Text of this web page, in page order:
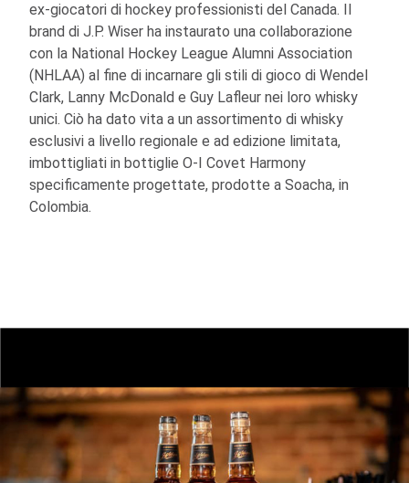
ex-giocatori di hockey professionisti del Canada. Il
brand di J.P. Wiser ha instaurato una collaborazione
con la National Hockey League Alumni Association
(NHLAA) al fine di incarnare gli stili di gioco di Wendel
Clark, Lanny McDonald e Guy Lafleur nei loro whisky
unici. Ciò ha dato vita a un assortimento di whisky
esclusivi a livello regionale e ad edizione limitata,
imbottigliati in bottiglieO-I Covet Harmony
specificamente progettate, prodotte a Soacha, in
Colombia.